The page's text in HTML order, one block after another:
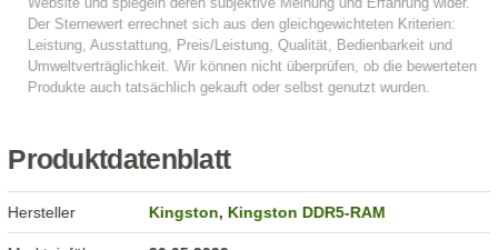
Produktdatenblatt
Hersteller Kingston,Kingston DDR5-RAM